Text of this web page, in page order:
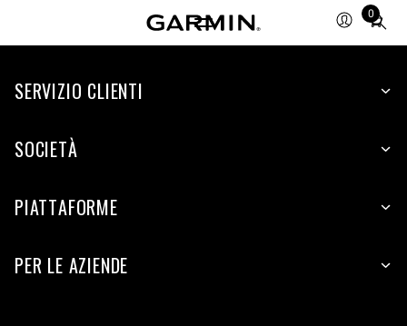
0
Total
items
cart:
SERVIZIO CLIENTI
SOCIETÀ
PIATTAFORME
PER LE AZIENDE